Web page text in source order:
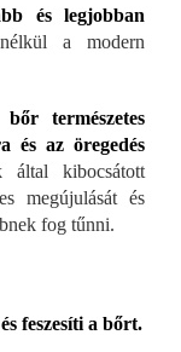
és legjobban
a modern
természetes
és az öregedés
kibocsátott
megújulását és
fog tűnni.
feszesíti a bőrt.